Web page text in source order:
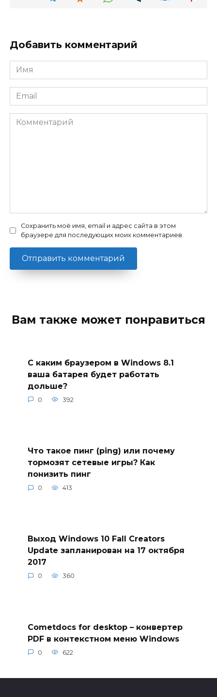
Добавить комментарий
Имя
Email
Комментарий
Сохранить моё имя, email и адрес сайта в этом
браузере для последующих моих комментариев.
Вам также может понравиться
С каким браузером в Windows 8.1
ваша батарея будет работать
дольше?
0 392
Что такое пинг (ping) или почему
тормозят сетевые игры? Как
понизить пинг
0 413
Выход Windows 10 Fall Creators
Update запланирован на 17 октября
2017
0 360
Cometdocs for desktop – конвертер
PDF в контекстном меню Windows
0 622